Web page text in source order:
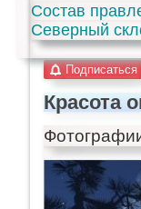
Состав
Северный
Подписаться
Красота